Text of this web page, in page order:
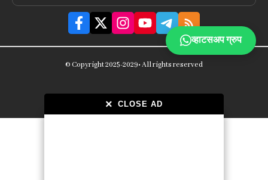
व्हाटसअप ग्रुप
× CLOSE AD
× CLOSE AD
© Copyright 2025-2029• All rights reserved